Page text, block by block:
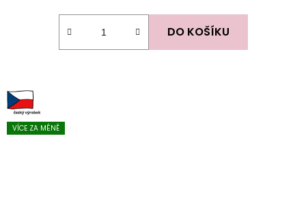
DO KOŠÍKU
VÍCE ZA MÉNĚ